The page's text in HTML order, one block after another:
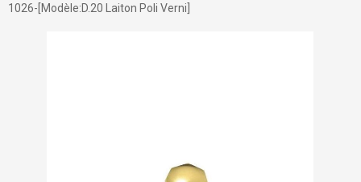
1026-[Modèle:D.20 Laiton Poli Verni]